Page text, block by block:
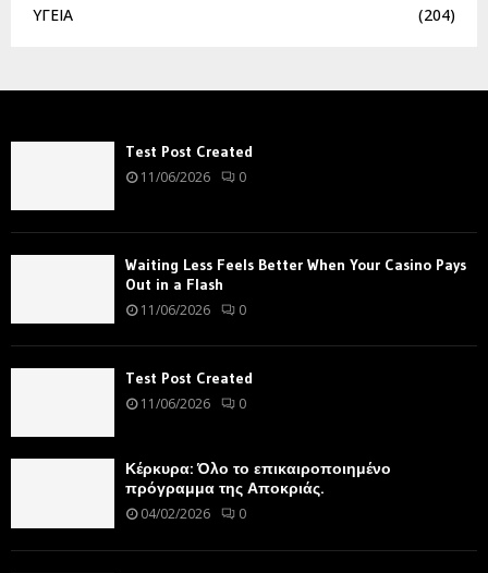
ΥΓΕΙΑ
(204)
Test Post Created
11/06/2026 0
Waiting Less Feels Better When Your Casino Pays
Out in a Flash
11/06/2026 0
Test Post Created
11/06/2026 0
Κέρκυρα: Όλο το επικαιροποιημένο
πρόγραμμα της Αποκριάς.
04/02/2026 0